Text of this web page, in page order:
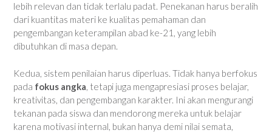
lebih relevan dan tidak terlalu padat. Penekanan harus beralih
dari kuantitas materi ke kualitas pemahaman dan
pengembangan keterampilan abad ke-21, yang lebih
dibutuhkan di masa depan.
Kedua, sistem penilaian harus diperluas. Tidak hanya berfokus
pada fokus angka, tetapi juga mengapresiasi proses belajar,
kreativitas, dan pengembangan karakter. Ini akan mengurangi
tekanan pada siswa dan mendorong mereka untuk belajar
karena motivasi internal, bukan hanya demi nilai semata,